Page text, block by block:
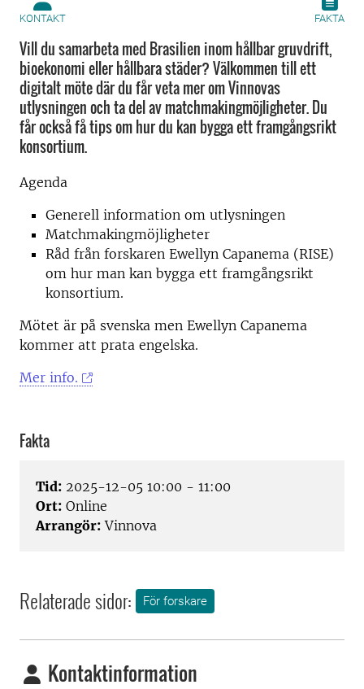
KONTAKT FAKTA
Vill du samarbeta med Brasilien inom hållbar gruvdrift,
bioekonomi eller hållbara städer? Välkommen till ett
digitalt möte där du får veta mer om Vinnovas
utlysningen och ta del av matchmakingmöjligheter. Du
får också få tips om hur du kan bygga ett framgångsrikt
konsortium.
Agenda
Generell information om utlysningen
Matchmakingmöjligheter
Råd från forskaren Ewellyn Capanema (RISE)
om hur man kan bygga ett framgångsrikt
konsortium.
Mötet är på svenska men Ewellyn Capanema
kommer att prata engelska.
Mer info.
Fakta
Tid: 2025-12-05 10:00 - 11:00
Ort: Online
Arrangör: Vinnova
Relaterade sidor: För forskare
Kontaktinformation